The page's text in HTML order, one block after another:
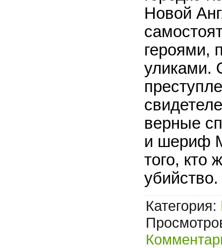
Новой
героями,
уликами.
верные
и шериф
того, кто
убийство.
Категория: